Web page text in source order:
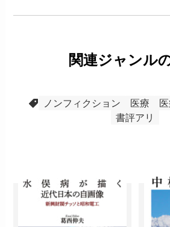
関連ジャンル
ノンフィクション 医療
書評アリ